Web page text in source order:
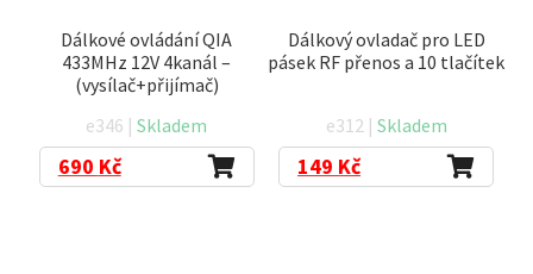
Dálkové ovládání QIA
433MHz 12V 4kanál –
(vysílač+přijímač)
e346 |Skladem
690 Kč
Dálkový ovladač pro LED
pásek RF přenos a 10 tlačítek
e312 | Skladem
149 Kč